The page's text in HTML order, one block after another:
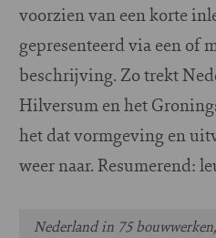
voorzien van een korte
gepresenteerd via een of
beschrijving. Zo trekt
Hilversum en het
het dat vormgeving en
weer naar. Resumerend:
Nederland in 75